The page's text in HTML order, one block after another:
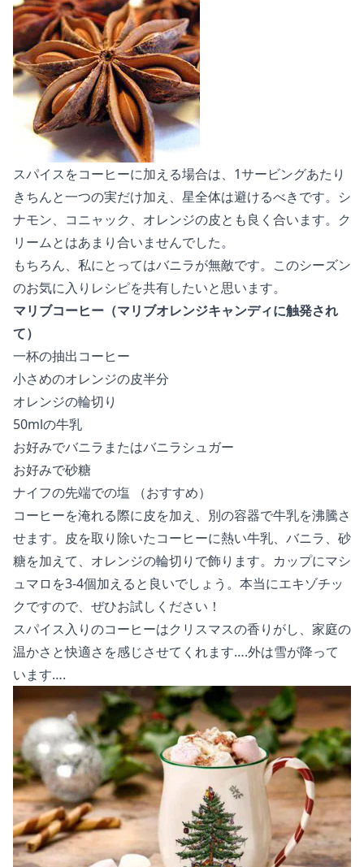
スパイスをコーヒーに加える場合は、1サービングあたり
きちんと一つの実だけ加え、星全体は避けるべきです。シ
ナモン、コニャック、オレンジの皮とも良く合います。ク
リームとはあまり合いませんでした。
もちろん、私にとってはバニラが無敵です。このシーズン
のお気に入りレシピを共有したいと思います。
マリブコーヒー（マリブオレンジキャンディに触発され
て）
一杯の抽出コーヒー
小さめのオレンジの皮半分
オレンジの輪切り
50mlの牛乳
お好みでバニラまたはバニラシュガー
お好みで砂糖
ナイフの先端での塩 （おすすめ）
コーヒーを淹れる際に皮を加え、別の容器で牛乳を沸騰さ
せます。皮を取り除いたコーヒーに熱い牛乳、バニラ、砂
糖を加えて、オレンジの輪切りで飾ります。カップにマシ
ュマロを3-4個加えると良いでしょう。本当にエキゾチッ
クですので、ぜひお試しください！
スパイス入りのコーヒーはクリスマスの香りがし、家庭の
温かさと快適さを感じさせてくれます….外は雪が降って
います….